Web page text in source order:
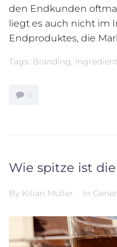
den Endkunden
liegt es auch nicht im
Endproduktes, die
Tags: Branding,
0
Wie spitze ist
By Kilian Müller In